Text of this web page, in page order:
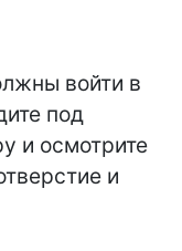
войти в
под
и осмотрите
и